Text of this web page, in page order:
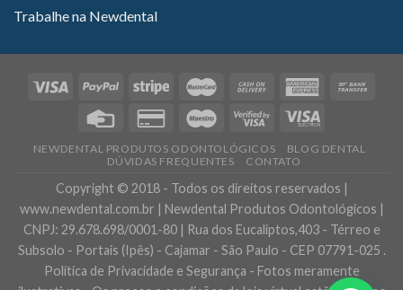
Trabalhe na Newdental
NEWDENTAL PRODUTOS ODONTOLÓGICOS
BLOG DENTAL
DÚVIDAS FREQUENTES
CONTATO
Copyright © 2018 - Todos os direitos reservados |
www.newdental.com.br | Newdental Produtos Odontológicos |
CNPJ: 29.678.698/0001-80 | Rua dos Eucaliptos,403 - Térreo e
Subsolo - Portais (Ipês) - Cajamar - São Paulo - CEP 07791-025 .
Política de Privacidade e Segurança - Fotos meramente